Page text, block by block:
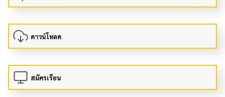
ดาวน์โหลด
สมัครเรียน